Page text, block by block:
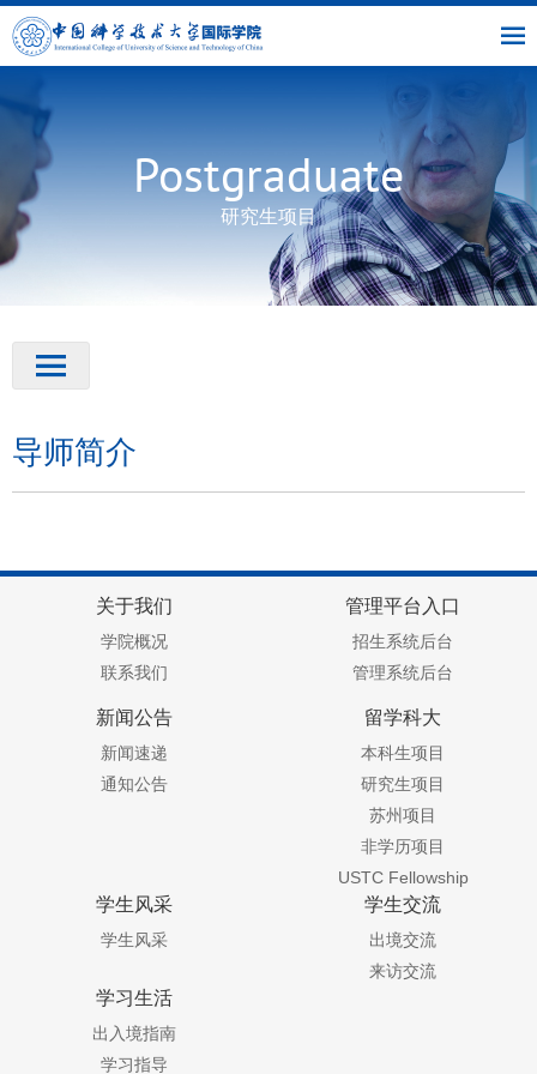
主
页
|
交
|
书
馆
|
接
English
Postgraduate
研究生项目
导师简介
关于我们
学院概况
联系我们
管理平台入口
招生系统后台
管理系统后台
新闻公告
新闻速递
通知公告
留学科大
本科生项目
研究生项目
苏州项目
非学历项目
USTC Fellowship
学生风采
学生风采
学生交流
出境交流
来访交流
学习生活
出入境指南
学习指导